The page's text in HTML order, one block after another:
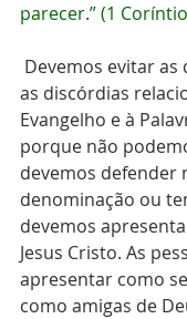
parecer.” (1
Devemos evitar as
as discórdias
Evangelho e à
porque não
devemos defender
denominação ou
devemos
Jesus Cristo. As
apresentar como
como amigas de